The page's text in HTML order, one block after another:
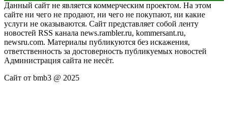
Данный сайт не является коммерческим проектом. На этом
сайте ни чего не продают, ни чего не покупают, ни какие
услуги не оказываются. Сайт представляет собой ленту
новостей RSS канала news.rambler.ru, kommersant.ru,
newsru.com. Материалы публикуются без искажения,
ответственность за достоверность публикуемых новостей
Администрация сайта не несёт.
Сайт от bmb3 @ 2025